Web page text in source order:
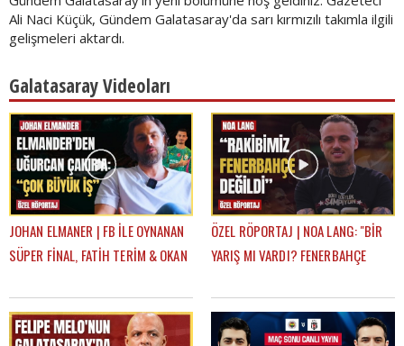
Ali Naci Küçük, Gündem Galatasaray'da sarı kırmızılı takımla ilgili
gelişmeleri aktardı.
Galatasaray Videoları
JOHAN ELMANER | FB İLE OYNANAN
SÜPER FİNAL, FATİH TERİM & OKAN
MUSLERA MI?
ÖZEL RÖPORTAJ | NOA LANG: "BİR
YARIŞ MI VARDI? FENERBAHÇE